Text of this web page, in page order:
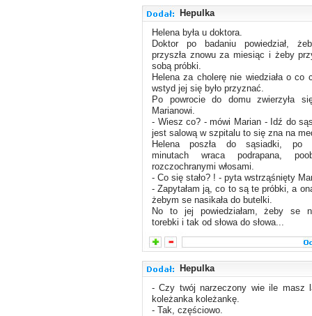
Hepulka
Helena była u doktora.
Doktor po badaniu powiedział,
przyszła znowu za miesiąc i żeby
sobą próbki.
Helena za cholerę nie wiedziała o co
wstyd jej się było przyznać.
Po powrocie do domu zwierzyła
Marianowi.
- Wiesz co? - mówi Marian - Idź do
jest salową w szpitalu to się zna na
Helena poszła do sąsiadki, po
minutach wraca podrapana,
rozczochranymi włosami.
- Co się stało? ! - pyta wstrząśnięty
- Zapytałam ją, co to są te próbki, a
żebym se nasikała do butelki.
No to jej powiedziałam, żeby se
torebki i tak od słowa do słowa...
Hepulka
- Czy twój narzeczony wie ile masz
koleżanka koleżankę.
- Tak, częściowo.